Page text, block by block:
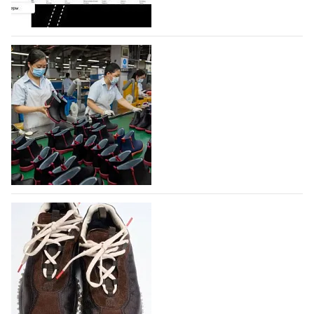
объединяющей разработку, производство и…
07.08.2026 391
На платформе Lamoda - новый раздел и
условия продвижения локальных
дизайнерских марок
Российский маркетплейс Lamoda решил обновить
раздел для продажи продукции локальных
дизайнерских марок одежды, обуви и аксессуаров.
Бренды также получат маркетинговую…
06.08.2026 553
Объем мирового производства обуви в
2025 году практически не увеличился
В 2025 году мировое производство обуви
практически не изменилось, зафиксировав
незначительный рост на 0,1% до 24,6 млрд пар, -